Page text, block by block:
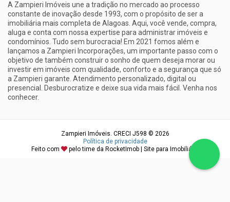
A Zampieri Imóveis une a tradição no mercado ao processo
constante de inovação desde 1993, com o propósito de ser a
imobiliária mais completa de Alagoas. Aqui, você vende, compra,
aluga e conta com nossa expertise para administrar imóveis e
condomínios. Tudo sem burocracia! Em 2021 fomos além e
lançamos a Zampieri Incorporações, um importante passo com o
objetivo de também construir o sonho de quem deseja morar ou
investir em imóveis com qualidade, conforto e a segurança que só
a Zampieri garante. Atendimento personalizado, digital ou
presencial. Desburocratize e deixe sua vida mais fácil. Venha nos
conhecer.
Zampieri Imóveis. CRECI J598 © 2026
Política de privacidade
Feito com
pelo time da RocketImob | Site para Imobiliária